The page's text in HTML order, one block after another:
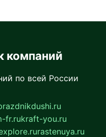
компаний
по всей России
fr.rukraft-you.ru
rastenuya.ru